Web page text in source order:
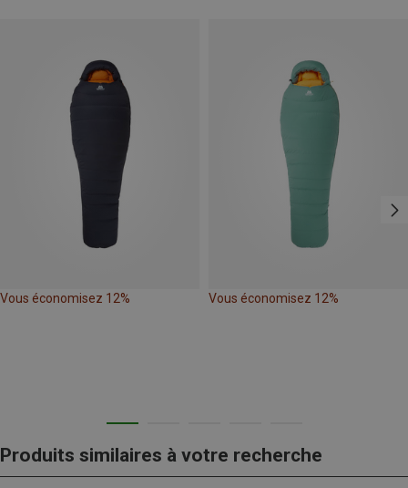
Vous économisez 12% Vous économisez 12%
Produits similaires à votre recherche